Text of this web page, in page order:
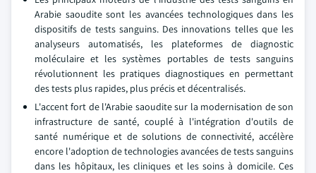
Arabie saoudite sont les avancées technologiques dans les
dispositifs de tests sanguins. Des innovations telles que les
analyseurs automatisés, les plateformes de diagnostic
moléculaire et les systèmes portables de tests sanguins
révolutionnent les pratiques diagnostiques en permettant
des tests plus rapides, plus précis et décentralisés.
L'accent fort de l'Arabie saoudite sur la modernisation de son
infrastructure de santé, couplé à l'intégration d'outils de
santé numérique et de solutions de connectivité, accélère
encore l'adoption de technologies avancées de tests sanguins
dans les hôpitaux, les cliniques et les soins à domicile. Ces